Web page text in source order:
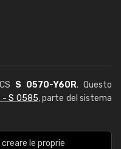
S 0570-Y60R. Questo
- S 0585, parte del sistema
le proprie